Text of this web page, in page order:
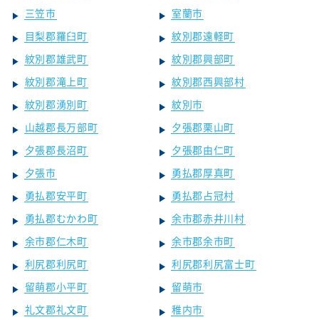
三笠市
室蘭市
目梨郡羅臼町
紋別郡遠軽町
紋別郡雄武町
紋別郡興部町
紋別郡滝上町
紋別郡西興部村
紋別郡湧別町
紋別市
山越郡長万部町
夕張郡栗山町
夕張郡長沼町
夕張郡由仁町
夕張市
勇払郡厚真町
勇払郡安平町
勇払郡占冠村
勇払郡むかわ町
余市郡赤井川村
余市郡仁木町
余市郡余市町
利尻郡利尻町
利尻郡利尻富士町
留萌郡小平町
留萌市
礼文郡礼文町
稚内市